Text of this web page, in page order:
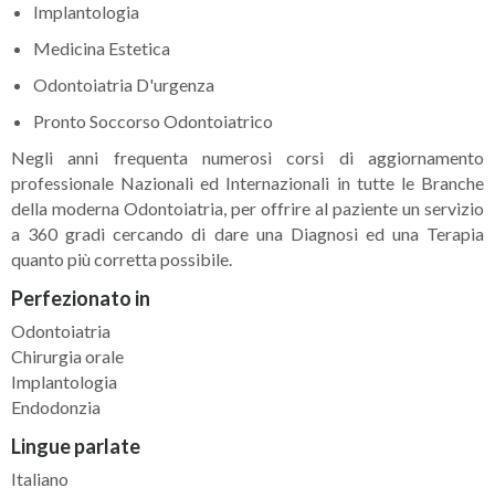
Implantologia
Medicina Estetica
Odontoiatria D'urgenza
Pronto Soccorso Odontoiatrico
Negli anni frequenta numerosi corsi di aggiornamento
professionale Nazionali ed Internazionali in tutte le Branche
della moderna Odontoiatria, per offrire al paziente un servizio
a 360 gradi cercando di dare una Diagnosi ed una Terapia
quanto più corretta possibile.
Perfezionato in
Odontoiatria
Chirurgia orale
Implantologia
Endodonzia
Lingue parlate
Italiano